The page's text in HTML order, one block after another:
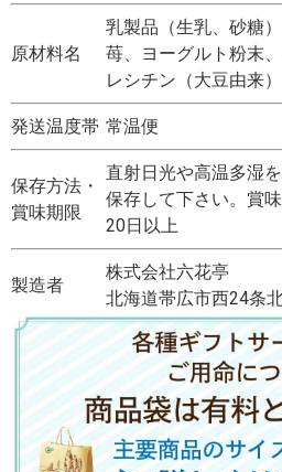
原材料名
乳製品（生乳、砂糖
苺、ヨーグルト粉末
レシチン（大豆由来）
発送温度帯 常温便
保存方法・
賞味期限
直射日光や高温多湿
保存して下さい。賞
20日以上
製造者
株式会社六花亭
北海道帯広市西24条